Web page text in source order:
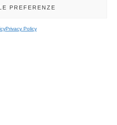
PREFERENZE
Privacy Policy
formato digitale